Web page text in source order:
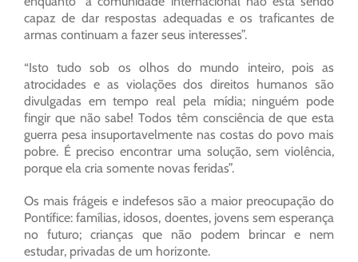
capaz de dar respostas adequadas e os traficantes de
armas continuam a fazer seus interesses”.
“Isto tudo sob os olhos do mundo inteiro, pois as
atrocidades e as violações dos direitos humanos são
divulgadas em tempo real pela mídia; ninguém pode
fingir que não sabe! Todos têm consciência de que esta
guerra pesa insuportavelmente nas costas do povo mais
pobre. É preciso encontrar uma solução, sem violência,
porque ela cria somente novas feridas”.
Os mais frágeis e indefesos são a maior preocupação do
Pontífice: famílias, idosos, doentes, jovens sem esperança
no futuro; crianças que não podem brincar e nem
estudar, privadas de um horizonte.